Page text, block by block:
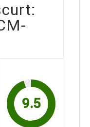
9.5